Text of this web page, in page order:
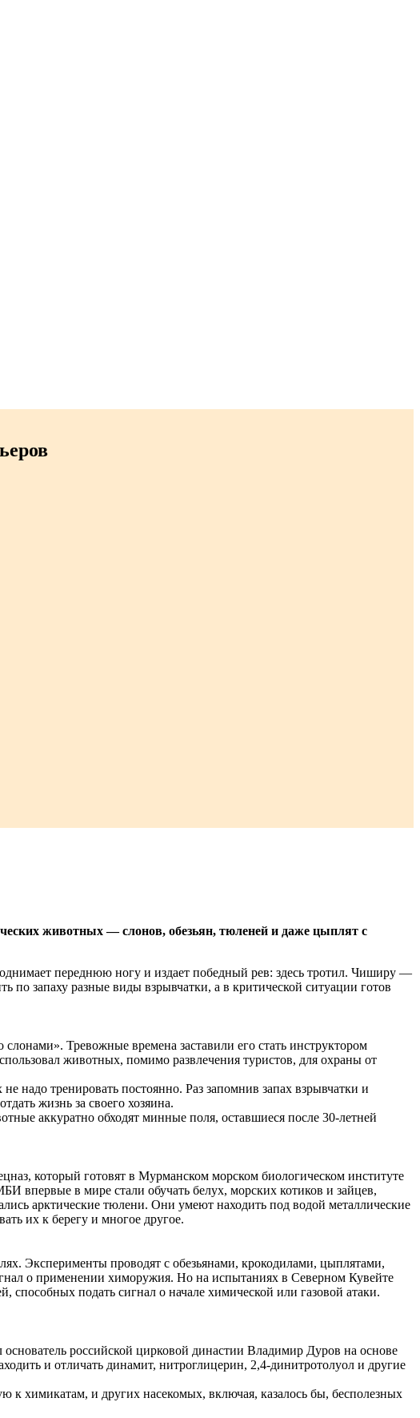
животных — слонов, обезьян, тюленей и даже цыплят с
переднюю ногу и издает победный рев: здесь тротил. Чиширу —
запаху разные виды взрывчатки, а в критической ситуации готов
Тревожные времена заставили его стать инструктором
животных, помимо развлечения туристов, для охраны от
тренировать постоянно. Раз запомнив запах взрывчатки и
жизнь за своего хозяина.
аккуратно обходят минные поля, оставшиеся после 30-летней
который готовят в Мурманском морском биологическом институте
впервые в мире стали обучать белух, морских котиков и зайцев,
арктические тюлени. Они умеют находить под водой металлические
их к берегу и многое другое.
Эксперименты проводят с обезьянами, крокодилами, цыплятами,
о применении химоружия. Но на испытаниях в Северном Кувейте
способных подать сигнал о начале химической или газовой атаки.
российской цирковой династии Владимир Дуров на основе
и отличать динамит, нитроглицерин, 2,4-динитротолуол и другие
химикатам, и других насекомых, включая, казалось бы, бесполезных